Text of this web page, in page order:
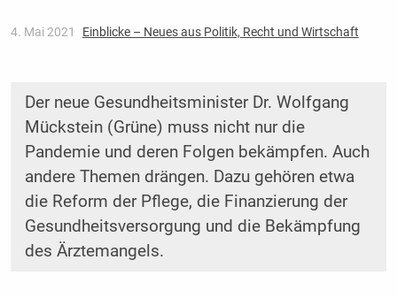
4. Mai 2021 Einblicke – Neues aus Politik, Recht und Wirtschaft
Der neue Gesundheitsminister Dr. Wolfgang
Mückstein (Grüne) muss nicht nur die
Pandemie und deren Folgen bekämpfen. Auch
andere Themen drängen. Dazu gehören etwa
die Reform der Pflege, die Finanzierung der
Gesundheitsversorgung und die Bekämpfung
des Ärztemangels.